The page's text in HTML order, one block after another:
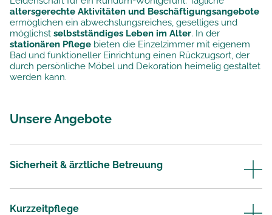
altersgerechte Aktivitäten und Beschäftigungsangebote
ermöglichen ein abwechslungsreiches, geselliges und
möglichst selbstständiges Leben im Alter. In der
stationären Pflege bieten die Einzelzimmer mit eigenem
Bad und funktioneller Einrichtung einen Rückzugsort, der
durch persönliche Möbel und Dekoration heimelig gestaltet
werden kann.
Unsere Angebote
Sicherheit & ärztliche Betreuung
Kurzzeitpflege